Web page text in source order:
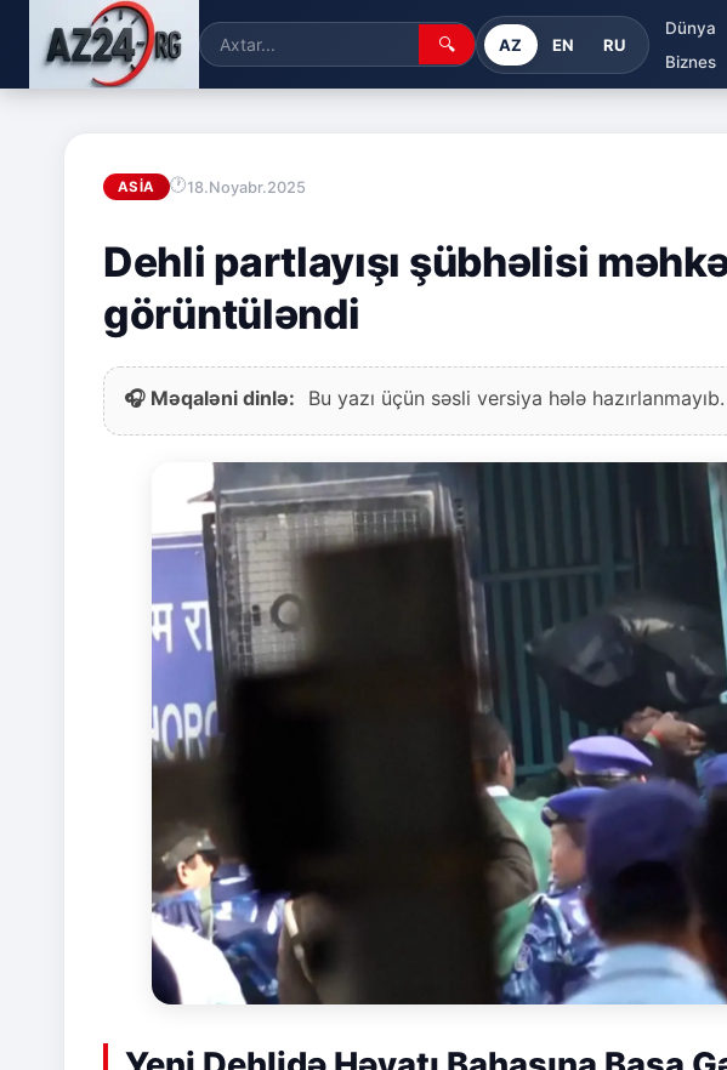
🔍 AZ EN RU
Dünya
Biznes
ASIA 18.Noyabr.2025
Dehli partlayışı şübhəlisi
görüntüləndi
🎧 Məqaləni dinlə: Bu yazı üçün səsli versiya hələ hazırlanmayıb.